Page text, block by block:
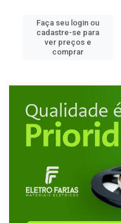
Faça seu login ou
cadastre-se para
ver preços e
comprar